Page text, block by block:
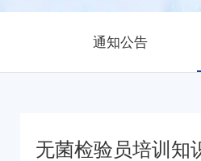
通知公告
无菌检验员培训知